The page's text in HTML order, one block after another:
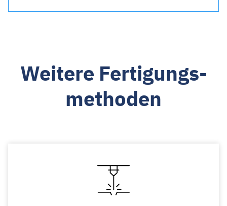
Weitere Fertigungs­
methoden